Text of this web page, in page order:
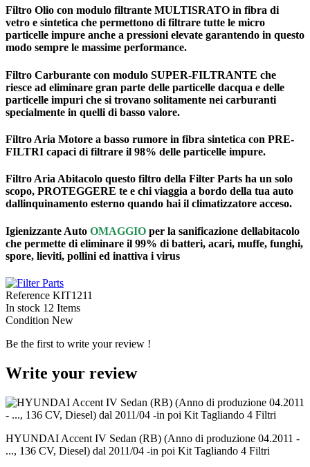
Filtro Olio con modulo filtrante MULTISRATO in fibra di
vetro e sintetica che permettono di filtrare tutte le micro
particelle impure anche a pressioni elevate garantendo in questo
modo sempre le massime performance.
Filtro Carburante con modulo SUPER-FILTRANTE che
riesce ad eliminare gran parte delle particelle dacqua e delle
particelle impuri che si trovano solitamente nei carburanti
specialmente in quelli di basso valore.
Filtro Aria Motore a basso rumore in fibra sintetica con PRE-
FILTRI capaci di filtrare il 98% delle particelle impure.
Filtro Aria Abitacolo questo filtro della Filter Parts ha un solo
scopo, PROTEGGERE te e chi viaggia a bordo della tua auto
dallinquinamento esterno quando hai il climatizzatore acceso.
Igienizzante Auto OMAGGIO per la sanificazione dellabitacolo
che permette di eliminare il 99% di batteri, acari, muffe, funghi,
spore, lieviti, pollini ed inattiva i virus
Reference KIT1211
In stock 12 Items
Condition New
Be the first to write your review !
Write your review
HYUNDAI Accent IV Sedan (RB) (Anno di produzione 04.2011 -
..., 136 CV, Diesel) dal 2011/04 -in poi Kit Tagliando 4 Filtri